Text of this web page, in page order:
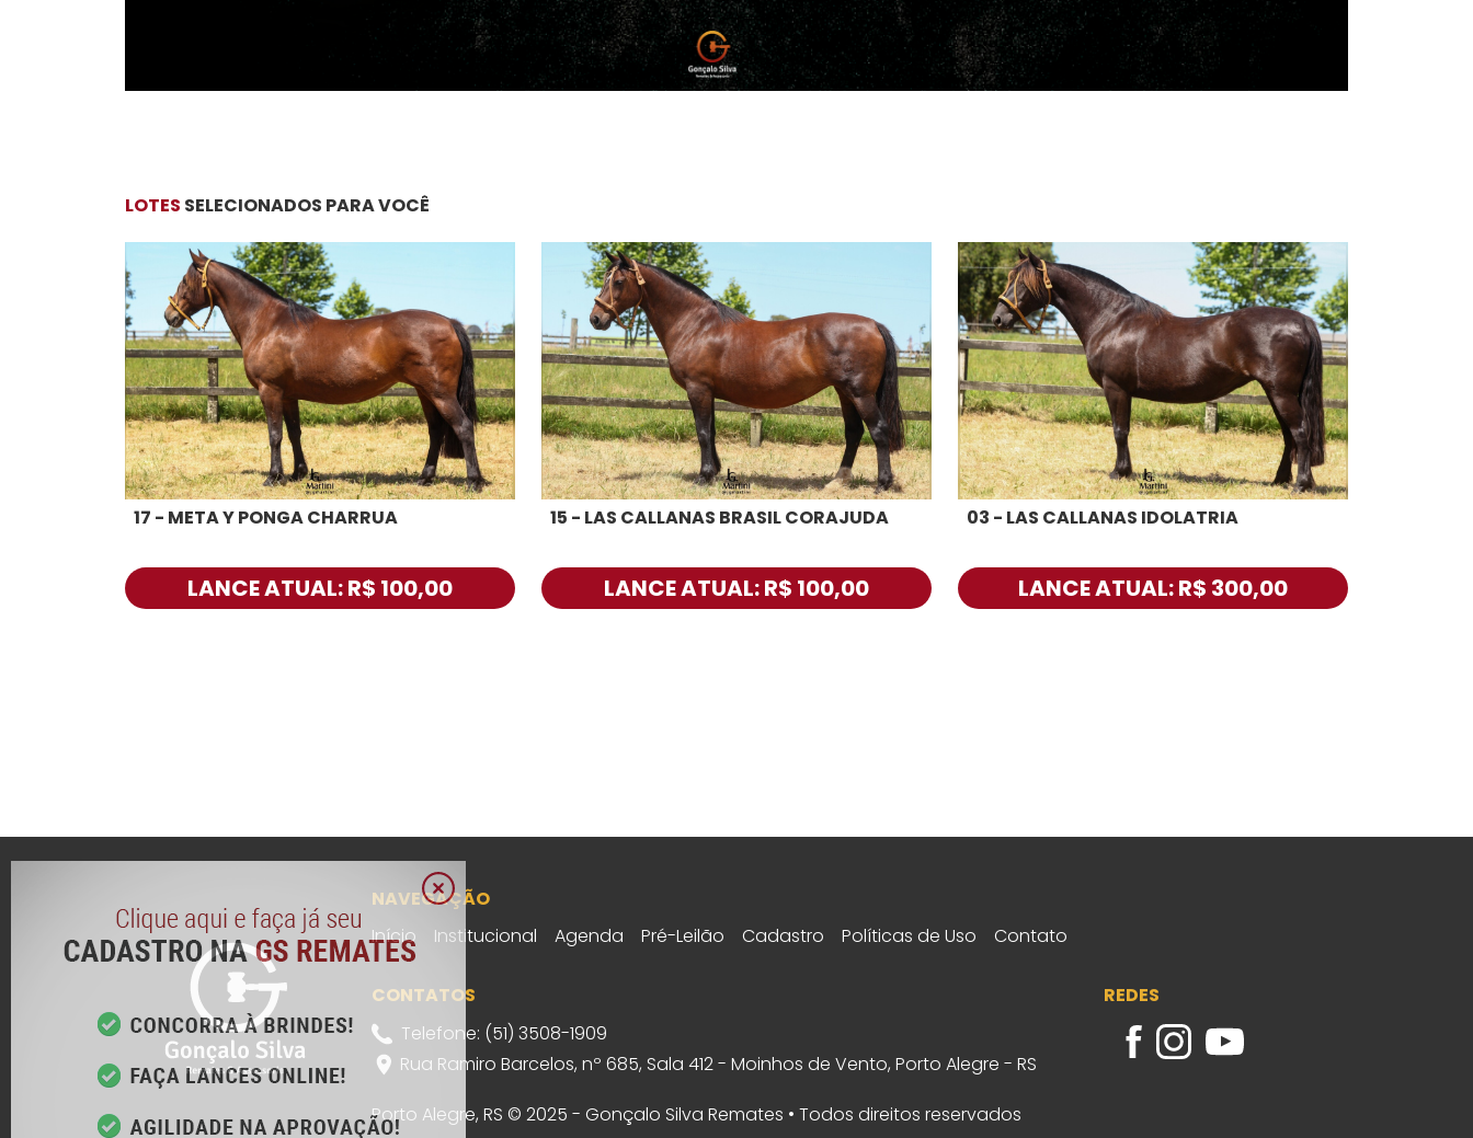
LOTES SELECIONADOS PARA VOCÊ
17 - META Y PONGA CHARRUA
LANCE ATUAL: R$ 100,00
15 - LAS CALLANAS BRASIL CORAJUDA
LANCE ATUAL: R$ 100,00
03 - LAS CALLANAS IDOLATRIA
LANCE ATUAL: R$ 300,00
NAVEGAÇÃO
Início
Institucional Agenda Pré-Leilão Cadastro Políticas de Uso Contato
CONTATOS
Telefone: (51) 3508-1909
Rua Ramiro Barcelos, nº 685, Sala 412 - Moinhos de Vento, Porto Alegre - RS
Porto Alegre, RS © 2025 - Gonçalo Silva Remates • Todos direitos reservados
REDES